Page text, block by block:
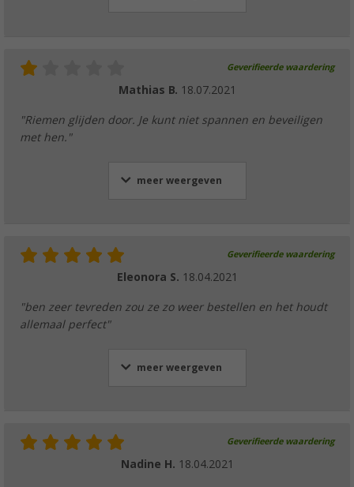
Geverifieerde waardering
Mathias B. 18.07.2021
"Riemen glijden door. Je kunt niet spannen en beveiligen
met hen."
meer weergeven
Geverifieerde waardering
Eleonora S. 18.04.2021
"ben zeer tevreden zou ze zo weer bestellen en het houdt
allemaal perfect"
meer weergeven
Geverifieerde waardering
Nadine H. 18.04.2021